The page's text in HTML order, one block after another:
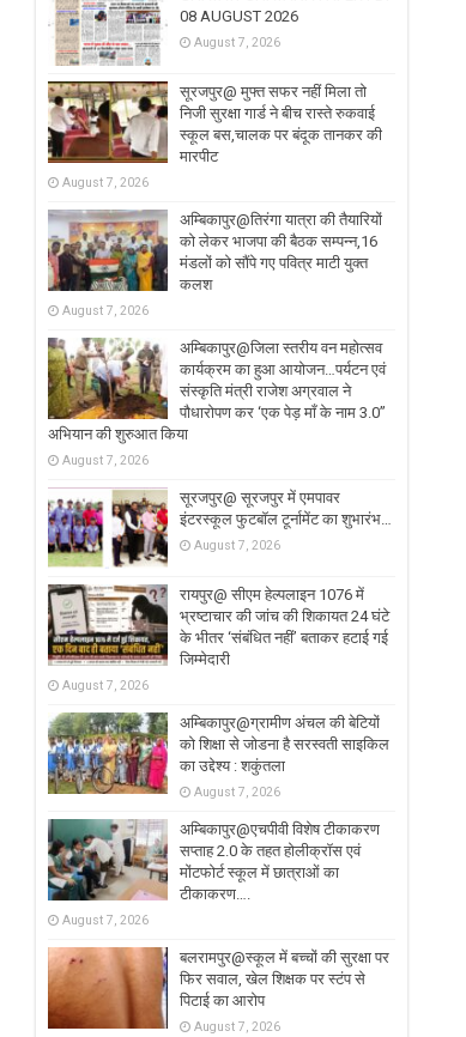
08 AUGUST 2026
August 7, 2026
सूरजपुर@ मुफ्त सफर नहीं मिला तो
निजी सुरक्षा गार्ड ने बीच रास्ते रुकवाई
स्कूल बस,चालक पर बंदूक तानकर की
मारपीट
August 7, 2026
अम्बिकापुर@तिरंगा यात्रा की तैयारियों
को लेकर भाजपा की बैठक सम्पन्न,16
मंडलों को सौंपे गए पवित्र माटी युक्त
कलश
August 7, 2026
अम्बिकापुर@जिला स्तरीय वन महोत्सव
कार्यक्रम का हुआ आयोजन…पर्यटन एवं
संस्कृति मंत्री राजेश अग्रवाल ने
पौधारोपण कर ‘एक पेड़ माँ के नाम 3.0’’
अभियान की शुरुआत किया
August 7, 2026
सूरजपुर@ सूरजपुर में एमपावर
इंटरस्कूल फुटबॉल टूर्नामेंट का शुभारंभ…
August 7, 2026
रायपुर@ सीएम हेल्पलाइन 1076 में
भ्रष्टाचार की जांच की शिकायत 24 घंटे
के भीतर ‘संबंधित नहीं’ बताकर हटाई गई
जिम्मेदारी
August 7, 2026
अम्बिकापुर@ग्रामीण अंचल की बेटियों
को शिक्षा से जोडना है सरस्वती साइकिल
का उद्देश्य : शकुंतला
August 7, 2026
अम्बिकापुर@एचपीवी विशेष टीकाकरण
सप्ताह 2.0 के तहत होलीक्रॉस एवं
मोंटफोर्ट स्कूल में छात्राओं का
टीकाकरण….
August 7, 2026
बलरामपुर@स्कूल में बच्चों की सुरक्षा पर
फिर सवाल, खेल शिक्षक पर स्टंप से
पिटाई का आरोप
August 7, 2026